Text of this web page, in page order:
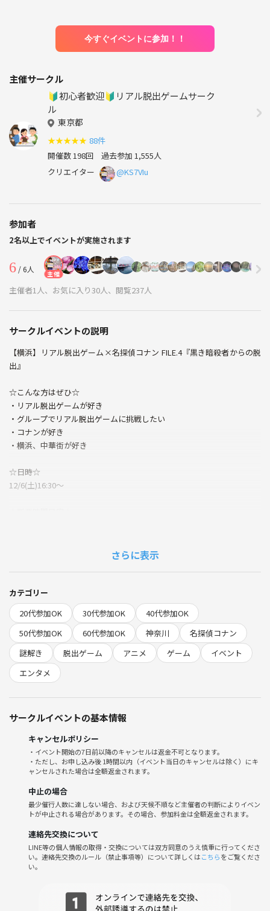
今すぐイベントに参加！！
主催サークル
🔰初心者歓迎🔰リアル脱出ゲームサーク
ル
東京都
★★★★★ 88件
開催数 198回 過去参加 1,555人
クリエイター
@KS7VIu
参加者
2名以上でイベントが実施されます
6/ 6人 主催
主催者1人、お気に入り30人、閲覧237人
サークルイベントの説明
【横浜】リアル脱出ゲーム×名探偵コナン FILE.4『黒き暗殺者からの脱
出』
☆こんな方はぜひ☆
・リアル脱出ゲームが好き
・グループでリアル脱出ゲームに挑戦したい
・コナンが好き
・横浜、中華街が好き
☆日時☆
12/6(土)16:30〜
☆費用☆
3200円
(3100円＋手数料(100円))
※つなげーとの参加チケットとは別途必要です。
不明点があればお気軽にお問い合わせください。
☆STORY☆
https://realdgame.jp/ajito/yokohama/event/conan4_re.html
次のターゲットはあの名探偵だ
日本各地で次々と探偵が殺害されていく「名探偵連続殺人事件」。
その捜査のさなか、次なる暗殺の計画書を手にいれたコナンとあなた
しかし、計画内容は全て暗号で記されている。
唯一解読できた計画実行時刻まで残り1時間。
暗殺者の残した謎や暗号を解き明かし、この暗殺計画を阻止することは
できるのか。
名探偵ばかりを狙う犯人の目的は一体なんなのか。
さらに表示
カテゴリー
20代参加OK
30代参加OK
40代参加OK
50代参加OK
60代参加OK 神奈川
名探偵コナン
謎解き
脱出ゲーム アニメ ゲーム
イベント
エンタメ
サークルイベントの基本情報
キャンセルポリシー
・イベント開始の7日前以降のキャンセルは返金不可となります。
・ただし、お申し込み後 1時間以内（イベント当日のキャンセルは除く）にキ
ャンセルされた場合は全額返金されます。
中止の場合
最少催行人数に達しない場合、および天候不順など主催者の判断によりイベン
トが中止される場合があります。その場合、参加料金は全額返金されます。
連絡先交換について
LINE等の個人情報の取得・交換については双方同意のうえ慎重に行ってくださ
い。連絡先交換のルール（禁止事項等）について詳しくはこちらをご覧くださ
い。